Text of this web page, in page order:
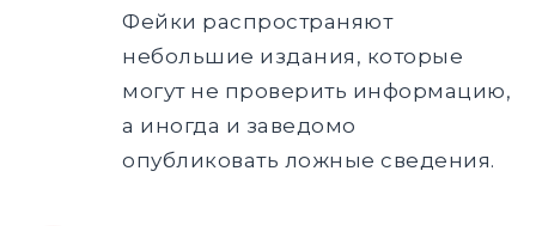
Фейки распространяют
небольшие издания, которые
могут не проверить информацию,
а иногда и заведомо
опубликовать ложные сведения.